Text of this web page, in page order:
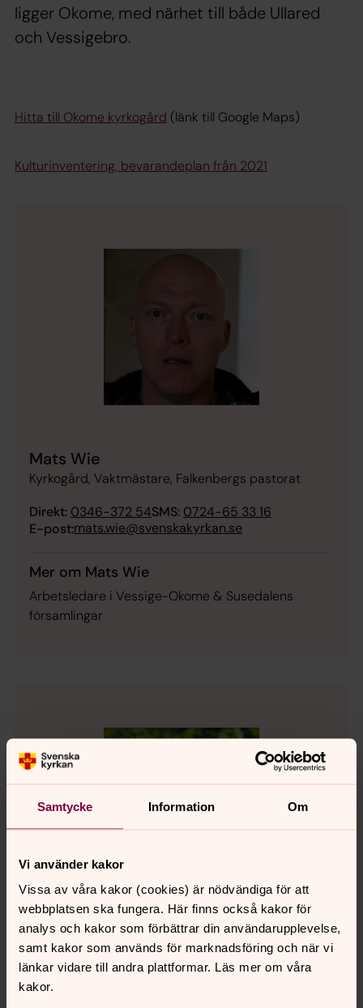
Samtycke Information Om
Vi använder kakor
Vissa av våra kakor (cookies) är nödvändiga för att
webbplatsen ska fungera. Här finns också kakor för
analys och kakor som förbättrar din användarupplevelse,
samt kakor som används för marknadsföring och när vi
länkar vidare till andra plattformar. Läs mer om våra
kakor.
ligger Okome, med närhet till både Ullared
och Vessigebro.
Hitta till Okome kyrkogård (länk till Google Maps)
Kulturinventering, bevarandeplan från 2021
Mats Wie
Kyrkogård, Vaktmästare, Falkenbergs pastorat
Direkt: 0346-372 54SMS: 0724-65 33 16
E-post:mats.wie@svenskakyrkan.se
Mer om Mats Wie
Arbetsledare i Vessige-Okome & Susedalens
församlingar
Jennifer Yngstrand
Kyrkogård, Vaktmästare, Falkenbergs pastorat